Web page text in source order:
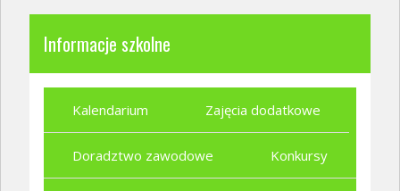
Informacje szkolne
Kalendarium Zajęcia dodatkowe
Doradztwo zawodowe Konkursy